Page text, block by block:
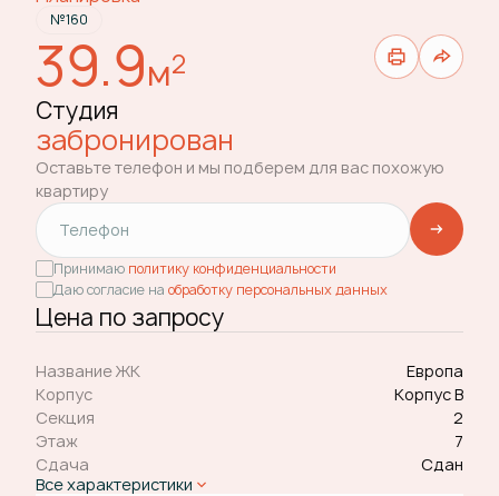
№160
39.9м2
Студия
забронирован
Оставьте телефон и мы подберем для вас похожую
квартиру
Принимаю политику конфиденциальности
Даю согласие на обработку персональных данных
Цена по запросу
Название ЖК
Европа
Корпус
Корпус В
Секция
2
Этаж
7
Сдача
Сдан
Все характеристики